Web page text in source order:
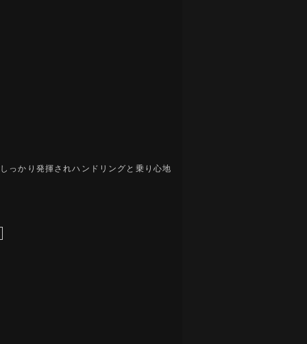
っかり発揮されハンドリングと乗り心地